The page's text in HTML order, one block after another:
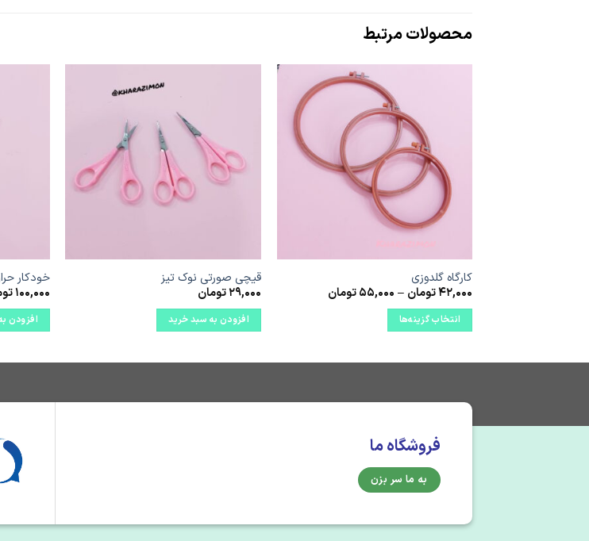
محصولات مرتبط
علاقه
مندی
ها
کارگاه گلدوزی
42,000تومان –
55,000تومانمحدوده
قیمت:
انتخاب گزینه‌ها
مختلفی
می
است
قیچی صورتی نوک تیز
29,000تومان
افزودن به سبد خرید
خودکار
100,000
افزودن
فروشگاه ما
به ما سر بزن